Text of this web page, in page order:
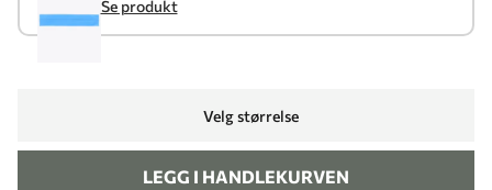
Se produkt
Velg størrelse
LEGG I HANDLEKURVEN